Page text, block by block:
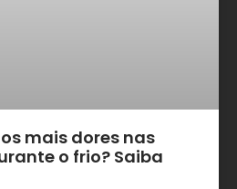
mais dores nas
o frio? Saiba